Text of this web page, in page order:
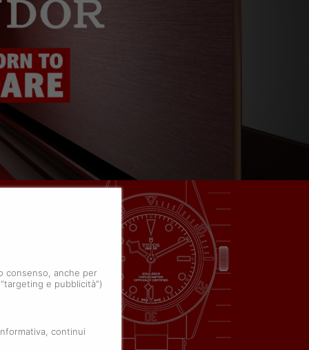
consenso, anche per
e pubblicità”)
continui